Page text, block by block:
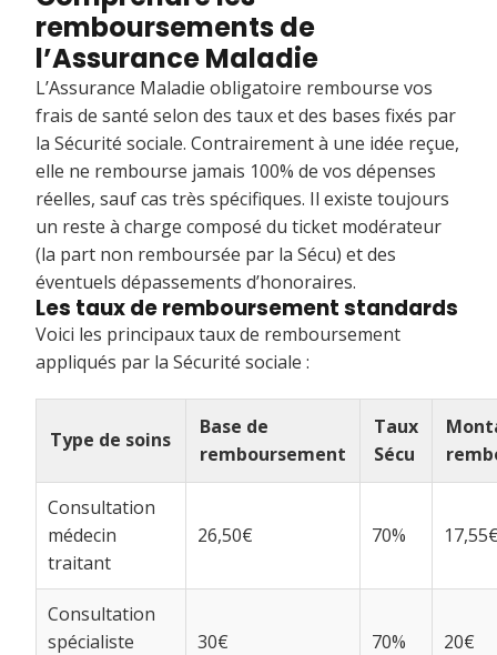
remboursements de
l’Assurance Maladie
L’Assurance Maladie obligatoire rembourse vos
frais de santé selon des taux et des bases fixés par
la Sécurité sociale. Contrairement à une idée reçue,
elle ne rembourse jamais 100% de vos dépenses
réelles, sauf cas très spécifiques. Il existe toujours
un reste à charge composé du ticket modérateur
(la part non remboursée par la Sécu) et des
éventuels dépassements d’honoraires.
Les taux de remboursement standards
Voici les principaux taux de remboursement
appliqués par la Sécurité sociale :
Type de soins
Base de
remboursement
Taux
Sécu
Consultation
médecin
traitant
26,50€ 70%
Consultation
spécialiste
30€ 70% 20€